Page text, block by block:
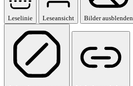
Leselinie Leseansicht Bilder ausblenden